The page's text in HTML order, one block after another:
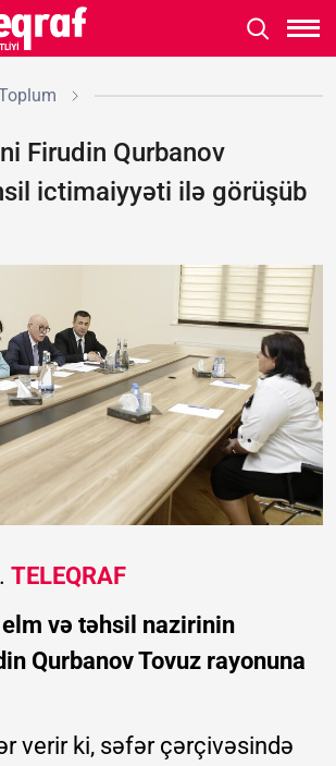
Firudin Qurbanov
ictimaiyyəti ilə görüşüb
TELEQRAF
elm və təhsil nazirinin
Qurbanov Tovuz rayonuna
verir ki, səfər çərçivəsində